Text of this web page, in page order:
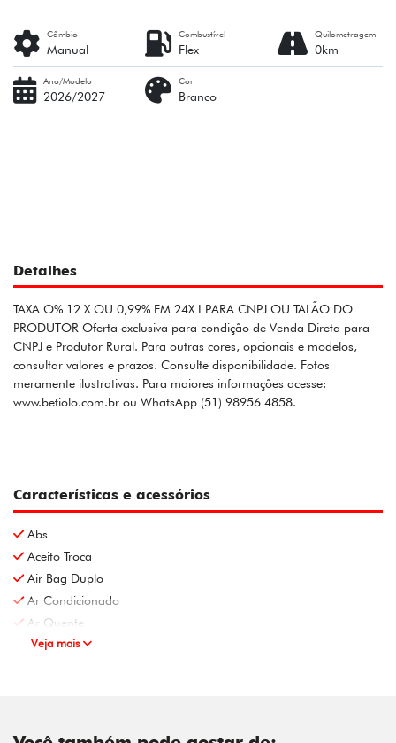
Câmbio
Manual
Combustível
Flex
Quilometragem
0km
Ano/Modelo
2026/2027
Cor
Branco
Detalhes
TAXA O% 12 X OU 0,99% EM 24X I PARA CNPJ OU TALÃO DO
PRODUTOR Oferta exclusiva para condição de Venda Direta para
CNPJ e Produtor Rural. Para outras cores, opcionais e modelos,
consultar valores e prazos. Consulte disponibilidade. Fotos
meramente ilustrativas. Para maiores informações acesse:
www.betiolo.com.br ou WhatsApp (51) 98956 4858.
Características e acessórios
Abs
Aceito Troca
Air Bag Duplo
Ar Condicionado
Ar Quente
Veja mais